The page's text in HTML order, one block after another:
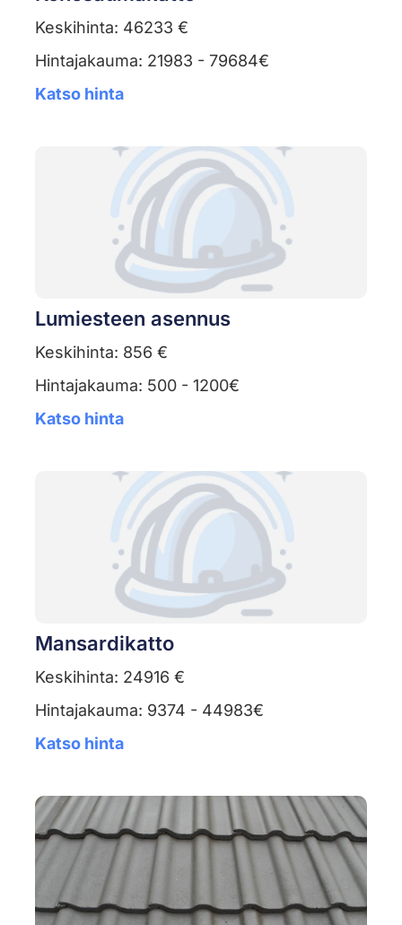
Keskihinta: 46233 €
Hintajakauma: 21983 - 79684€
Katso hinta
Lumiesteen asennus
Keskihinta: 856 €
Hintajakauma: 500 - 1200€
Katso hinta
Mansardikatto
Keskihinta: 24916 €
Hintajakauma: 9374 - 44983€
Katso hinta